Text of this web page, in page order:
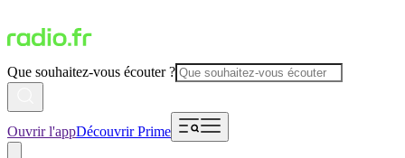
Que souhaitez-vous écouter ?
Ouvrir l'appDécouvrir Prime